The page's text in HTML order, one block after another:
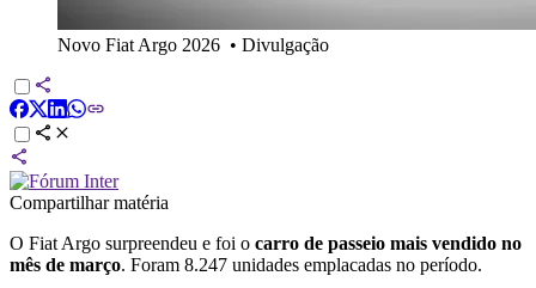
Novo Fiat Argo 2026 • Divulgação
Compartilhar matéria
O Fiat Argo surpreendeu e foi o carro de passeio mais vendido no
mês de março. Foram 8.247 unidades emplacadas no período.